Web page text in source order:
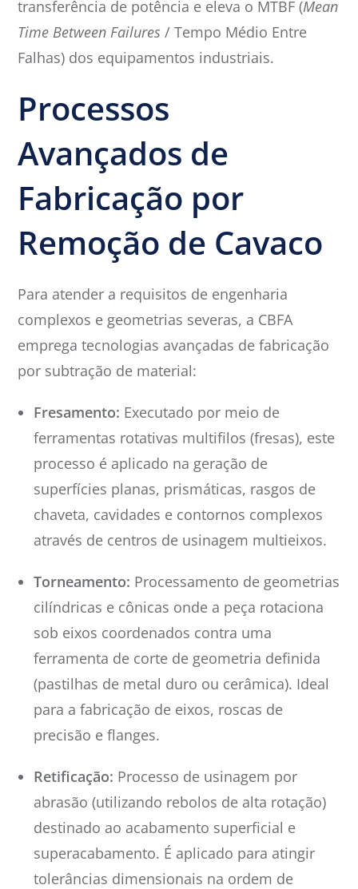
transferência de potência e eleva o MTBF (Mean
Time Between Failures / Tempo Médio Entre
Falhas) dos equipamentos industriais.
Processos
Avançados de
Fabricação por
Remoção de Cavaco
Para atender a requisitos de engenharia
complexos e geometrias severas, a CBFA
emprega tecnologias avançadas de fabricação
por subtração de material:
Fresamento: Executado por meio de
ferramentas rotativas multifilos (fresas), este
processo é aplicado na geração de
superfícies planas, prismáticas, rasgos de
chaveta, cavidades e contornos complexos
através de centros de usinagem multieixos.
Torneamento: Processamento de geometrias
cilíndricas e cônicas onde a peça rotaciona
sob eixos coordenados contra uma
ferramenta de corte de geometria definida
(pastilhas de metal duro ou cerâmica). Ideal
para a fabricação de eixos, roscas de
precisão e flanges.
Retificação: Processo de usinagem por
abrasão (utilizando rebolos de alta rotação)
destinado ao acabamento superficial e
superacabamento. É aplicado para atingir
tolerâncias dimensionais na ordem de